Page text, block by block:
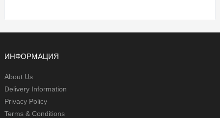
ИНФОРМАЦИЯ
About Us
Delivery Information
Privacy Policy
Terms & Conditions